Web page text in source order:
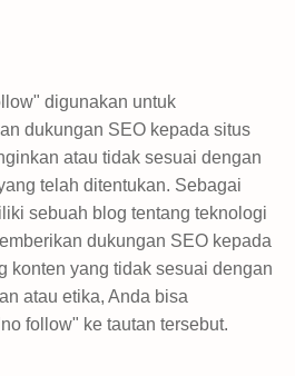
digunakan untuk
dukungan SEO kepada situs
atau tidak sesuai dengan
telah ditentukan. Sebagai
sebuah blog tentang teknologi
dukungan SEO kepada
konten yang tidak sesuai dengan
atau etika, Anda bisa
follow" ke tautan tersebut.